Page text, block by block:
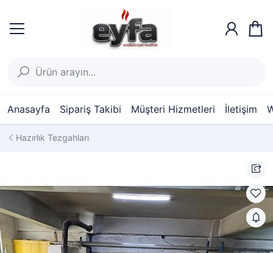
Anasayfa Sipariş Takibi Müşteri Hizmetleri İletişim
Hazırlık Tezgahları